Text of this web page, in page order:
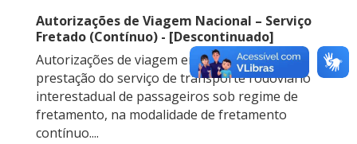
Autorizações de Viagem Nacional – Serviço
Fretado (Contínuo) - [Descontinuado]
Autorizações de viagem emitidas para a
prestação do serviço de transporte rodoviário
interestadual de passageiros sob regime de
fretamento, na modalidade de fretamento
contínuo....